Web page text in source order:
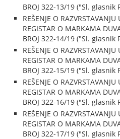
BROJ 322-13/19 ("Sl. glasnik
REŠENJE O
REGISTAR O MARKAMA
BROJ 322-14/19 ("Sl. glasnik
REŠENJE O
REGISTAR O MARKAMA
BROJ 322-15/19 ("Sl. glasnik
REŠENJE O
REGISTAR O MARKAMA
BROJ 322-16/19 ("Sl. glasnik
REŠENJE O
REGISTAR O MARKAMA
BROJ 322-17/19 ("Sl. glasnik